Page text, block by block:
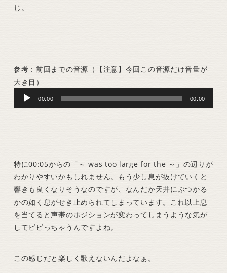
じ。
参考：前回までの音源（【注意】今回この音源だけ音量が
大き目）
Audio
Player
00:00 00:00
特に00:05からの「～ was too large for the ～」の辺りが
わかりやすいかもしれません。もう少し息が抜けていくと
響きも良くなりそうなのですが、なんだか天井にぶつかる
かの如く息がせき止められてしまっています。これ以上息
を当てると声帯のポジションが変わってしまうような気が
してビビっちゃうんですよね。
この感じだと楽しく歌えないんだよなぁ。